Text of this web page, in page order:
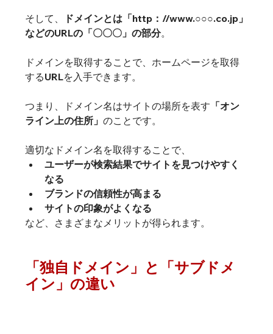
そして、
ドメインとは「http：//www.○○○.co.jp」
などのURLの「〇〇〇」の部分
ドメインを取得することで、ホームページを取得
するURLを入手できます。
つまり、ドメイン名はサイトの場所を表す 「オン
ライン上の住所」
適切なドメイン名を取得することで、
ユーザーが検索結果でサイトを見つけやすく
なる
ブランドの信頼性が高まる
サイトの印象がよくなる
など、さまざまなメリットが得られます。
「独自ドメイン」と「サブドメ
イン」の違い